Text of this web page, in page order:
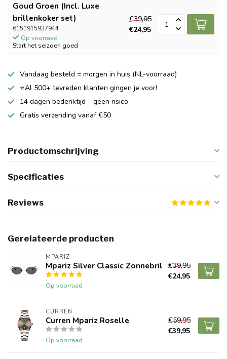
Goud Groen (Incl. Luxe
brillenkoker set)
6151915937944
Op voorraad
Start het seizoen goed
€39,95
€24,95
Vandaag besteld = morgen in huis (NL-voorraad)
⭐Al 500+ tevreden klanten gingen je voor!
14 dagen bedenktijd – geen risico
Gratis verzending vanaf €50
Productomschrijving
Specificaties
Reviews
Gerelateerde producten
MPARIZ
Mpariz Silver Classic Zonnebril
Op voorraad
€39,95
€24,95
CURREN
Curren Mpariz Roselle
Op voorraad
€59,95
€39,95